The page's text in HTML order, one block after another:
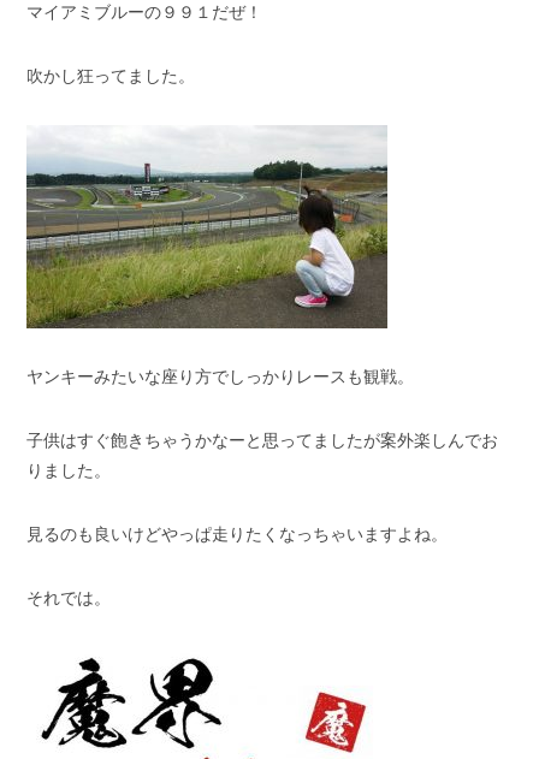
マイアミブルーの９９１だぜ！
吹かし狂ってました。
ヤンキーみたいな座り方でしっかりレースも観戦。
子供はすぐ飽きちゃうかなーと思ってましたが案外楽しんでお
りました。
見るのも良いけどやっぱ走りたくなっちゃいますよね。
それでは。